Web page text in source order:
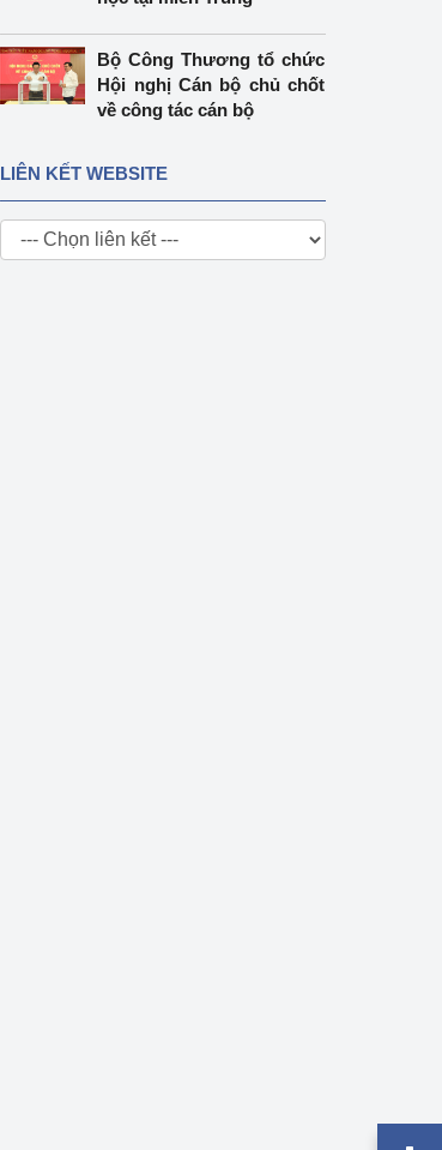
Bộ Công Thương tổ chức
Hội nghị Cán bộ chủ chốt
về công tác cán bộ
LIÊN KẾT WEBSITE